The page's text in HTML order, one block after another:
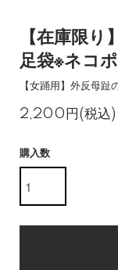
【在庫限
足袋※ネコ
【女踊用】外反母趾
2,200円(税込)
購入数